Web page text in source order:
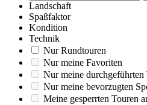
Landschaft
Spaßfaktor
Kondition
Technik
Nur Rundtouren
Nur meine Favoriten
Nur meine durchgeführten
Nur meine bevorzugten
Meine gesperrten Touren